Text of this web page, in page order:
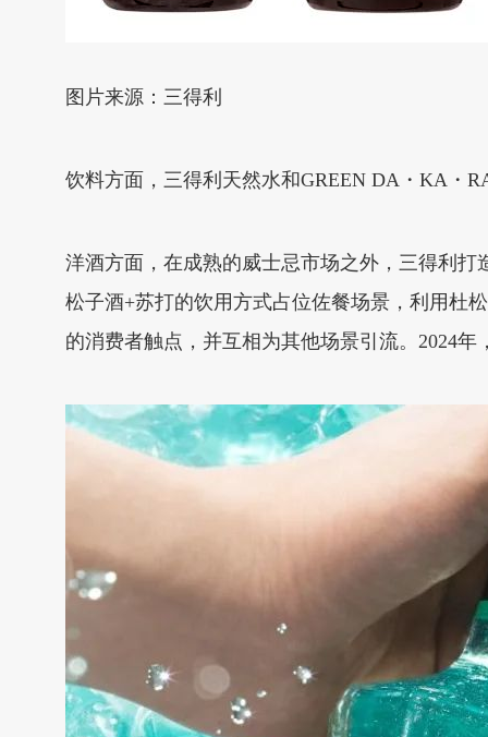
图片来源：三得利
饮料方面，三得利天然水和GREEN DA・KA・
洋酒方面，在成熟的威士忌市场之外，三得利打
松子酒+苏打的饮用方式占位佐餐场景，利用杜
的消费者触点，并互相为其他场景引流。2024